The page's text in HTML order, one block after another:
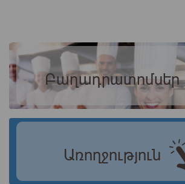
Բաղադրատոմսեր
Առողջություն